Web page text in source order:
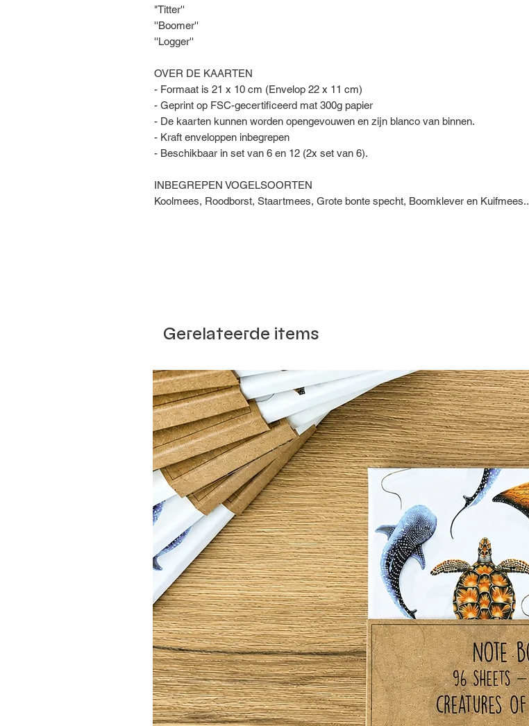
"Titter''
''Boomer''
''Logger''
OVER DE KAARTEN
- Formaat is 21 x 10 cm (Envelop 22 x 11 cm)
- Geprint op FSC-gecertificeerd mat 300g papier
- De kaarten kunnen worden opengevouwen en zijn blanco van binnen.
- Kraft enveloppen inbegrepen
- Beschikbaar in set van 6 en 12 (2x set van 6).
INBEGREPEN VOGELSOORTEN
Koolmees, Roodborst, Staartmees, Grote bonte specht, Boomklever en Kuifmees..
Gerelateerde items